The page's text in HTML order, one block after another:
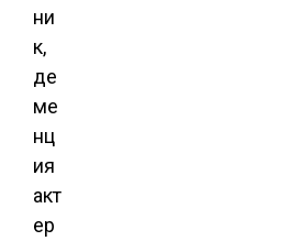
ни
к,
де
ме
нц
ия
акт
ер